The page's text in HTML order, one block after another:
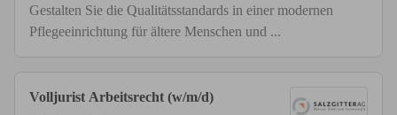
Gestalten Sie die Qualitätsstandards in einer modernen
Pflegeeinrichtung für ältere Menschen und ...
Volljurist Arbeitsrecht (w/m/d)